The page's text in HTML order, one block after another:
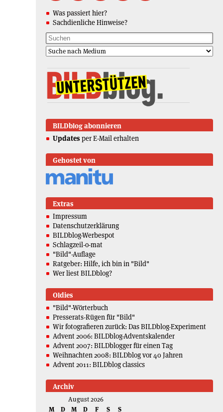
Was passiert hier?
Sachdienliche Hinweise?
BILDblog abonnieren
Updates per E-Mail erhalten
Gehostet von
Extras
Impressum
Datenschutzerklärung
BILDblog-Werbespot
Schlagzeil-o-mat
"Bild"-Auflage
Ratgeber: Hilfe, ich bin in "Bild"
Wer liest BILDblog?
Oldies
"Bild"-Wörterbuch
Presserats-Rügen für "Bild"
Wir fotografieren zurück: Das BILDblog-Experiment
Advent 2006: BILDblog-Adventskalender
Advent 2007: BILDblogger für einen Tag
Weihnachten 2008: BILDblog vor 40 Jahren
Advent 2011: BILDblog classics
Archiv
August 2026
M
D M D F S S